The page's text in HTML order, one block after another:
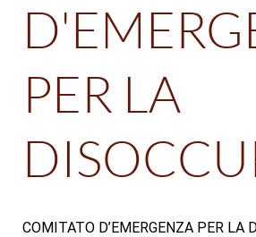
PER LA
COMITATO D’EMERGENZA PER LA